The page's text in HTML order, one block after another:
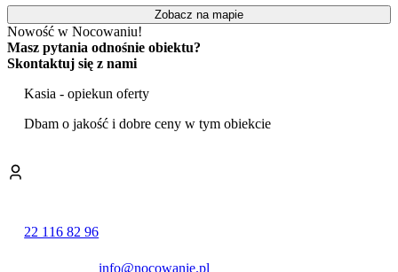
Zobacz na mapie
Nowość w Nocowaniu!
Masz pytania odnośnie obiektu?
Skontaktuj się z nami
Kasia - opiekun oferty
Dbam o jakość i dobre ceny w tym obiekcie
22 116 82 96
info@nocowanie.pl